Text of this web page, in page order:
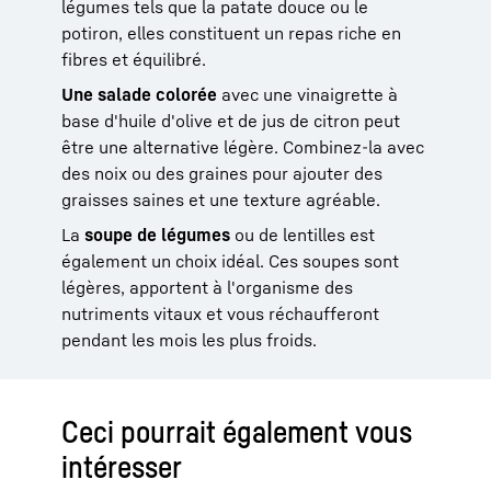
légumes tels que la patate douce ou le
potiron, elles constituent un repas riche en
fibres et équilibré.
Une salade colorée avec une vinaigrette à
base d'huile d'olive et de jus de citron peut
être une alternative légère. Combinez-la avec
des noix ou des graines pour ajouter des
graisses saines et une texture agréable.
La soupe de légumes ou de lentilles est
également un choix idéal. Ces soupes sont
légères, apportent à l'organisme des
nutriments vitaux et vous réchaufferont
pendant les mois les plus froids.
Ceci pourrait également vous
intéresser